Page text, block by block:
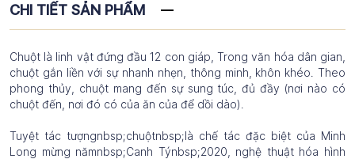
CHI TIẾT SẢN PHẨM
Chuột là linh vật đứng đầu 12 con giáp, Trong văn hóa dân gian,
chuột gắn liền với sự nhanh nhẹn, thông minh, khôn khéo. Theo
phong thủy, chuột mang đến sự sung túc, đủ đầy (nơi nào có
chuột đến, nơi đó có của ăn của để dồi dào).
Tuyệt tác tượngnbsp;chuộtnbsp;là chế tác đặc biệt của Minh
Long mừng nămnbsp;Canh Týnbsp;2020, nghệ thuật hóa hình